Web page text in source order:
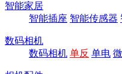
智能家居
智能插座 智能传感器
数码相机
数码相机 单反 单电